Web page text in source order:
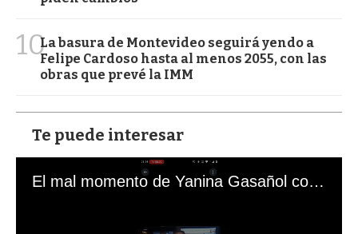
10La basura de Montevideo seguirá yendo a
Felipe Cardoso hasta al menos 2055, con las
obras que prevé la IMM
Te puede interesar
El mal momento de Yanina Gasañol con un hincha argentino en "Subrayado"